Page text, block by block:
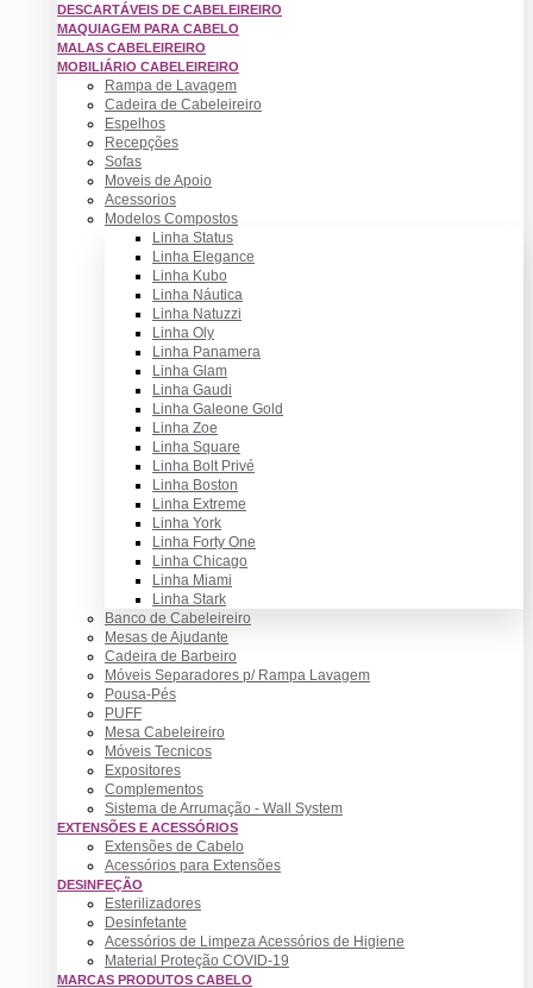
DESCARTÁVEIS DE CABELEIREIRO
MAQUIAGEM PARA CABELO
MALAS CABELEIREIRO
MOBILIÁRIO CABELEIREIRO
Rampa de Lavagem
Cadeira de Cabeleireiro
Espelhos
Recepções
Sofas
Moveis de Apoio
Acessorios
Modelos Compostos
Linha Status
Linha Elegance
Linha Kubo
Linha Náutica
Linha Natuzzi
Linha Oly
Linha Panamera
Linha Glam
Linha Gaudi
Linha Galeone Gold
Linha Zoe
Linha Square
Linha Bolt Privé
Linha Boston
Linha Extreme
Linha York
Linha Forty One
Linha Chicago
Linha Miami
Linha Stark
Banco de Cabeleireiro
Mesas de Ajudante
Cadeira de Barbeiro
Móveis Separadores p/ Rampa Lavagem
Pousa-Pés
PUFF
Mesa Cabeleireiro
Móveis Tecnicos
Expositores
Complementos
Sistema de Arrumação - Wall System
EXTENSÕES E ACESSÓRIOS
Extensões de Cabelo
Acessórios para Extensões
DESINFEÇÃO
Esterilizadores
Desinfetante
Acessórios de Limpeza Acessórios de Higiene
Material Proteção COVID-19
MARCAS PRODUTOS CABELO